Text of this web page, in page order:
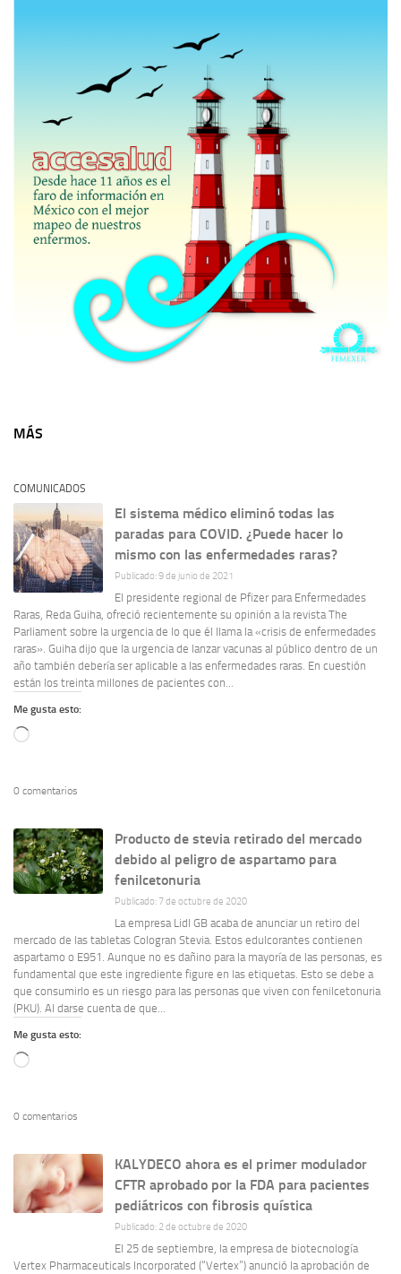
MÁS
COMUNICADOS
El sistema médico eliminó todas las
paradas para COVID. ¿Puede hacer lo
mismo con las enfermedades raras?
Publicado: 9 de junio de 2021
El presidente regional de Pfizer para Enfermedades
Raras, Reda Guiha, ofreció recientemente su opinión a la revista The
Parliament sobre la urgencia de lo que él llama la «crisis de enfermedades
raras». Guiha dijo que la urgencia de lanzar vacunas al público dentro de un
año también debería ser aplicable a las enfermedades raras. En cuestión
están los treinta millones de pacientes con...
Me gusta esto:
Cargando...
0 comentarios
Producto de stevia retirado del mercado
debido al peligro de aspartamo para
fenilcetonuria
Publicado: 7 de octubre de 2020
La empresa Lidl GB acaba de anunciar un retiro del
mercado de las tabletas Cologran Stevia. Estos edulcorantes contienen
aspartamo o E951. Aunque no es dañino para la mayoría de las personas, es
fundamental que este ingrediente figure en las etiquetas. Esto se debe a
que consumirlo es un riesgo para las personas que viven con fenilcetonuria
(PKU). Al darse cuenta de que...
Me gusta esto:
Cargando...
0 comentarios
KALYDECO ahora es el primer modulador
CFTR aprobado por la FDA para pacientes
pediátricos con fibrosis quística
Publicado: 2 de octubre de 2020
El 25 de septiembre, la empresa de biotecnología
Vertex Pharmaceuticals Incorporated (“Vertex”) anunció la aprobación de